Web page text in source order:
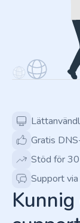
Gratis
Stöd för
Support